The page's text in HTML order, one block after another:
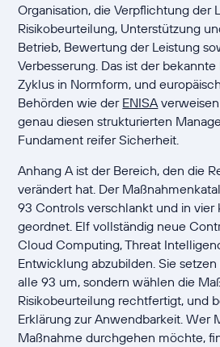
Organisation, die Verpflichtung der
Risikobeurteilung, Unterstützung
Betrieb, Bewertung der Leistung
Verbesserung. Das ist der
Zyklus in Normform, und
Behörden wie der ENISA
genau diesen strukturierten
Fundament reifer Sicherheit.
Anhang A ist der Bereich, den die
verändert hat. Der
93 Controls verschlankt und in vier
geordnet. Elf vollständig neue
Cloud Computing, Threat
Entwicklung abzubilden. Sie
alle 93 um, sondern wählen die
Risikobeurteilung rechtfertigt, und
Erklärung zur Anwendbarkeit. Wer
Maßnahme durchgehen möchte,